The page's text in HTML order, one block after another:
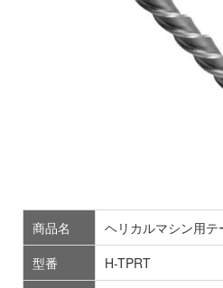
商品名
ヘリカルマシン用
型番
H-TPRT